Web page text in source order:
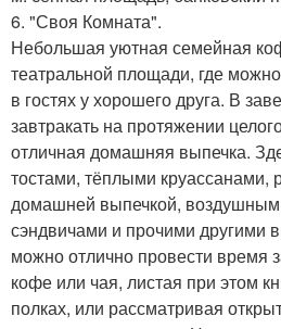
6. "Своя Комната".
Небольшая уютная семейная
театральной площади, где
в гостях у хорошего друга. В
завтракать на протяжении
отличная домашняя выпечка.
тостами, тёплыми круассанами,
домашней выпечкой, воздушным
сэндвичами и прочими другими
можно отлично провести время
кофе или чая, листая при этом
полках, или рассматривая